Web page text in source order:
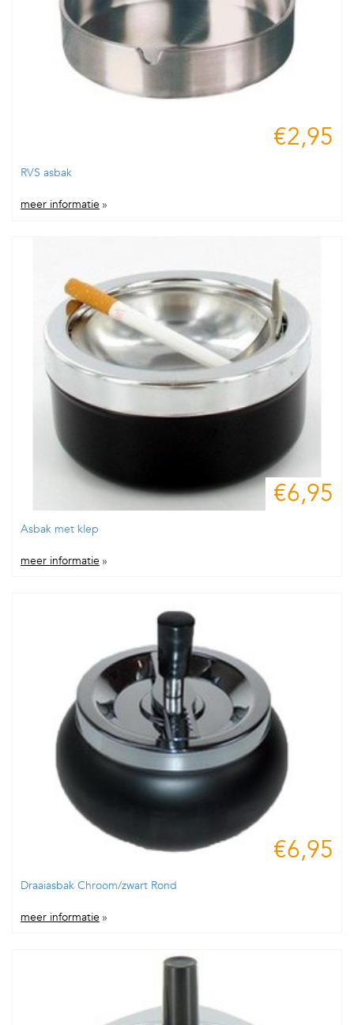
€2,95
RVS asbak
meer informatie »
€6,95
Asbak met klep
meer informatie »
€6,95
Draaiasbak Chroom/zwart Rond
meer informatie »